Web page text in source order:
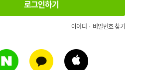
아이디 · 비밀번호 찾기